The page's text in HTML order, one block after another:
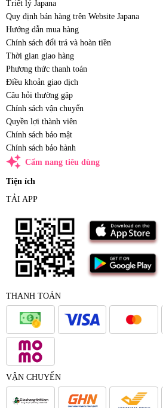
Triết lý Japana
Quy định bán hàng trên Website Japana
Hướng dẫn mua hàng
Chính sách đổi trả và hoàn tiền
Thời gian giao hàng
Phương thức thanh toán
Điều khoản giao dịch
Câu hỏi thường gặp
Chính sách vận chuyển
Quyền lợi thành viên
Chính sách bảo mật
Chính sách bảo hành
auto_awesome Cẩm nang tiêu dùng
Tiện ích
TẢI APP
THANH TOÁN
VẬN CHUYỂN